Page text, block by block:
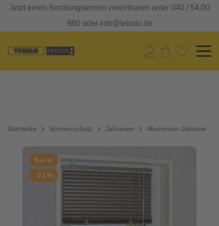
Jetzt einen Beratungstermin vereinbaren unter 040 / 54 00
980 oder info@tebolo.de
Startseite Sonnenschutz Jalousien Aluminium-Jalousie
Sale
-31%